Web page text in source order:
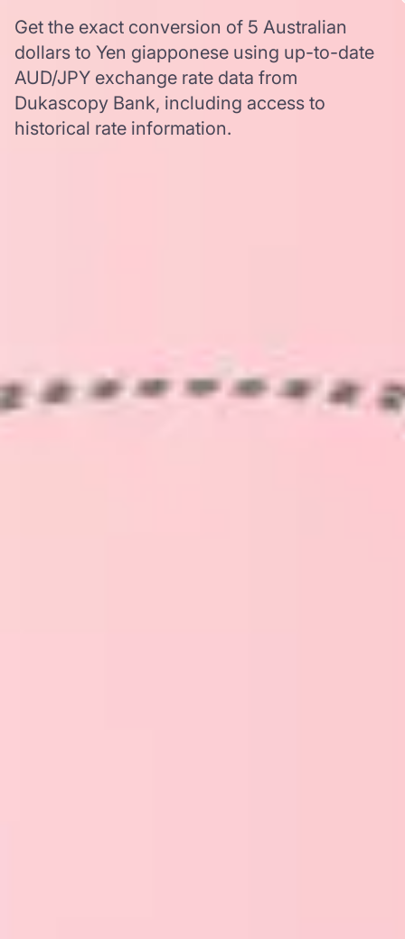
Get the exact conversion of 5 Australian
dollars to Yen giapponese using up-to-date
AUD/JPY exchange rate data from
Dukascopy Bank, including access to
historical rate information.